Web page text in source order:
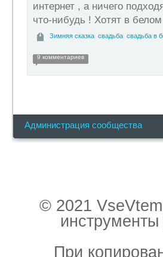
интернет , а ничего
что-нибудь ! Хотят в
Зимняя сказка свадьба свадьба в
9 комментариев
Администрация сообщества
© 2021
При